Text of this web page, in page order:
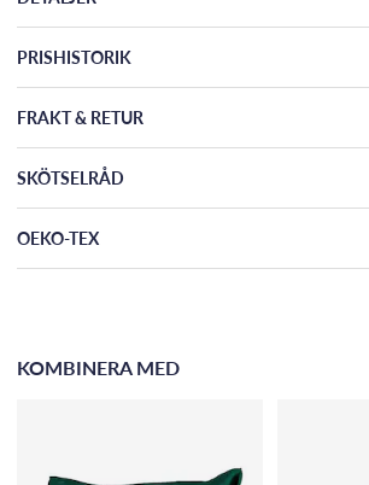
PRISHISTORIK
FRAKT & RETUR
SKÖTSELRÅD
OEKO-TEX
KOMBINERA MED